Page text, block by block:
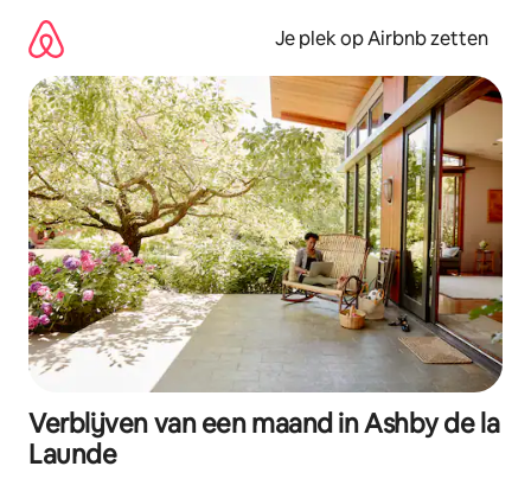
direct
naar
inhoud
Je plek op Airbnb zetten
Verblijven van een maand in Ashby de la
Launde